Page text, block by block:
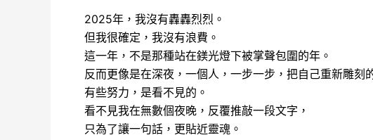
2025年，我沒有轟轟烈烈。
但我很確定，我沒有浪費。
這一年，不是那種站在鎂光燈下被掌聲包圍的年。
反而更像是在深夜，一個人，一步一步，把自己重新雕刻
有些努力，是看不見的。
看不見我在無數個夜晚，反覆推敲一段文字，
只為了讓一句話，更貼近靈魂。